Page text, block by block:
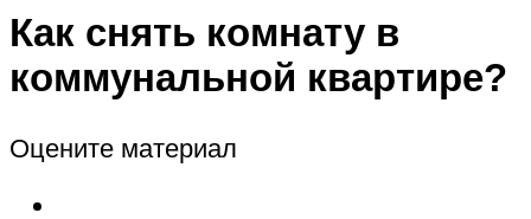
Как снять комнату в
коммунальной квартире?
Оцените материал